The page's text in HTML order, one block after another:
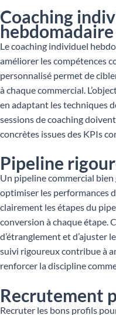
Coaching
hebdomadaire
Le coaching individuel
améliorer les compétences
personnalisé permet de
à chaque commercial.
en adaptant les techniques
sessions de coaching
concrètes issues des KPIs
Pipeline
Un pipeline commercial
optimiser les performances
clairement les étapes du
conversion à chaque étape.
d’étranglement et d’ajuster
suivi rigoureux contribue à
renforcer la discipline
Recrutement
Recruter les bons profils